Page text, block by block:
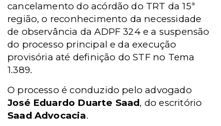
cancelamento do acórdão do TRT da 15ª
região, o reconhecimento da necessidade
de observância da ADPF 324 e a suspensão
do processo principal e da execução
provisória até definição do STF no Tema
1.389.
O processo é conduzido pelo advogado
José Eduardo Duarte Saad, do escritório
Saad Advocacia.